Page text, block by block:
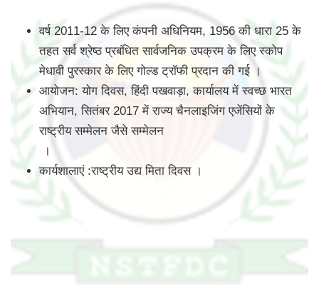
वर्ष 2011-12 के लिए कंपनी अधिनियम, 1956 की धारा 25 के
तहत सर्व श्रेष्ठ प्रबंधित सार्वजनिक उपक्रम के लिए स्कोप
मेधावी पुरस्कार के लिए गोल्ड ट्रॉफी प्रदान की गई ।
आयोजन: योग दिवस, हिंदी पखवाड़ा, कार्यालय में स्वच्छ भारत
अभियान, सितंबर 2017 में राज्य चैनलाइजिंग एजेंसियों के
राष्ट्रीय सम्मेलन जैसे सम्मेलन
।
कार्यशालाएं :राष्ट्रीय उद्य मिता दिवस ।